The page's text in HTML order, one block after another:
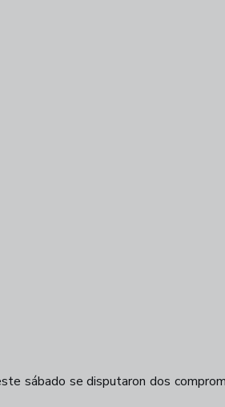
sábado se disputaron dos